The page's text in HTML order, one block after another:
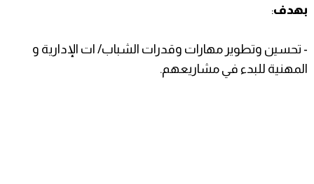
بهدف:
- تحسين وتطوير مهارات وقدرات الشباب/ ات الإدارية و
المهنية للبدء في مشاريعهم.